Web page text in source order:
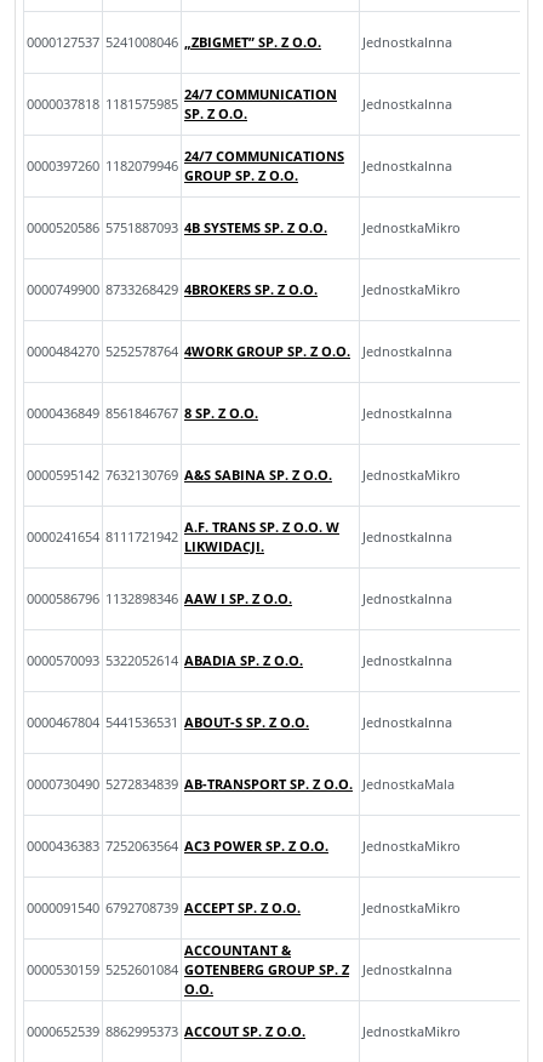
0000127537 5241008046 „ZBIGMET” SP. Z O.O. JednostkaInna
0000037818 1181575985
24/7 COMMUNICATION
SP. Z O.O.
JednostkaInna
0000397260 1182079946
24/7 COMMUNICATIONS
GROUP SP. Z O.O.
JednostkaInna
0000520586 5751887093 4B SYSTEMS SP. Z O.O. JednostkaMikro
0000749900 8733268429 4BROKERS SP. Z O.O. JednostkaMikro
0000484270 5252578764 4WORK GROUP SP. Z O.O. JednostkaInna
0000436849 8561846767 8 SP. Z O.O. JednostkaInna
0000595142 7632130769 A&S SABINA SP. Z O.O. JednostkaMikro
0000241654 8111721942
A.F. TRANS SP. Z O.O. W
LIKWIDACJI.
JednostkaInna
0000586796 1132898346 AAW I SP. Z O.O. JednostkaInna
0000570093 5322052614 ABADIA SP. Z O.O. JednostkaInna
0000467804 5441536531 ABOUT-S SP. Z O.O. JednostkaInna
0000730490 5272834839 AB-TRANSPORT SP. Z O.O. JednostkaMala
0000436383 7252063564 AC3 POWER SP. Z O.O. JednostkaMikro
0000091540 6792708739 ACCEPT SP. Z O.O. JednostkaMikro
0000530159 5252601084
ACCOUNTANT &
GOTENBERG GROUP SP. Z
O.O.
JednostkaInna
0000652539 8862995373 ACCOUT SP. Z O.O. JednostkaMikro